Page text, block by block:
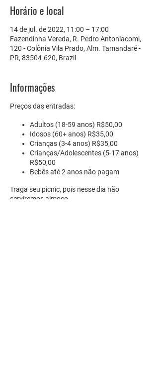
Horário e local
14 de jul. de 2022, 11:00 – 17:00
Fazendinha Vereda, R. Pedro Antoniacomi,
120 - Colônia Vila Prado, Alm. Tamandaré -
PR, 83504-620, Brazil
Informações
Preços das entradas:
Adultos (18-59 anos) R$50,00
Idosos (60+ anos) R$35,00
Crianças (3-4 anos) R$35,00
Crianças/Adolescentes (5-17 anos)
R$50,00
Bebêsaté 2 anos não pagam
Traga seu picnic, pois nesse dia não
serviremos almoço.